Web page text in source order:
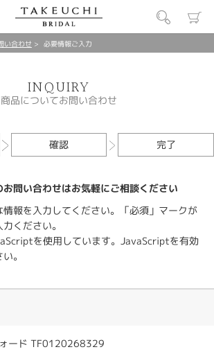
い合わせ 必要情報ご入力
INQUIRY
商品についてお問い合わせ
確認 完了
問い合わせはお気軽にご相談ください
報を入力してください。「必須」マークが
ください。
を使用しています。JavaScriptを有効
。
ード TF0120268329